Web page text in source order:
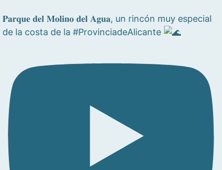
𝐏𝐚𝐫𝐪𝐮𝐞 𝐝𝐞𝐥 𝐌𝐨𝐥𝐢𝐧𝐨 𝐝𝐞𝐥 𝐀𝐠𝐮𝐚, un rincón muy especial
de la costa de la #ProvinciadeAlicante